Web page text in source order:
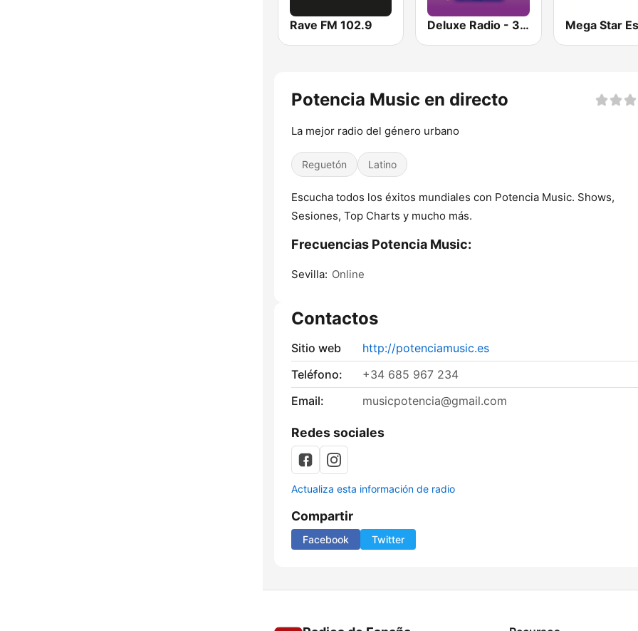
Rave FM 102.9 Deluxe Radio - 3 Flamenco Flow Mega Star
Potencia Music en directo
La mejor radio del género urbano
Reguetón Latino
Escucha todos los éxitos mundiales con Potencia Music. Shows,
Sesiones, Top Charts y mucho más.
Frecuencias Potencia Music:
Sevilla: Online
Contactos
Sitio web
http://potenciamusic.es
Teléfono:
+34 685 967 234
Email:
musicpotencia@gmail.com
Redes sociales
Actualiza esta información de radio
Compartir
Facebook Twitter